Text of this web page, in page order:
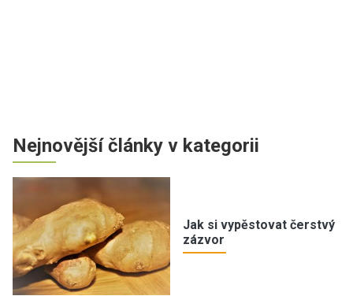
Nejnovější články v kategorii
Jak si vypěstovat čerstvý
zázvor